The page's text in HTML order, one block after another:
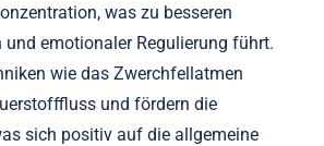
was zu besseren
und emotionaler Regulierung führt.
wie das Zwerchfellatmen
und fördern die
sich positiv auf die allgemeine